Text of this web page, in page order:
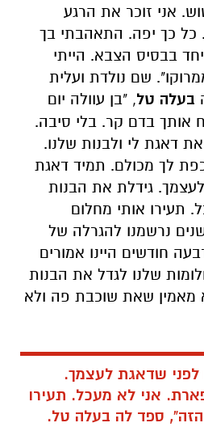
אני זוכר את הרגע
כל כך יפה. התאהבתי בך
בבסיס הצבא. הייתי
שם נולדת ועלית
בעלה טל, "בן עוולה יום
אותך בדם קר. בלי סיבה.
דאגת לי ולבנות שלנו.
לך מכולם. תמיד דאגת
גידלת את הבנות
תעירו אותי מחלום
הזה. לפני 5 שנים נרשמנו להגרלה של
חודשים היינו אמורים
שלנו לגדל את הבנות
מאמין שאת שוכבת פה ולא
שדאגת לעצמך.
אני לא מעכל. תעירו
ספד לה בעלה טל.